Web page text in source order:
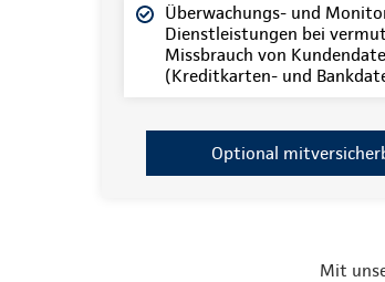
Überwachungs- und
Dienstleistungen bei
Missbrauch von
(Kreditkarten- und
Optional
Mit